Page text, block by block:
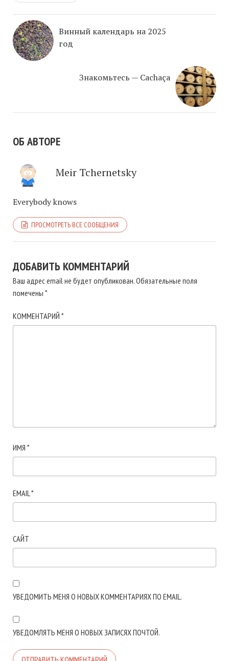
Винный календарь на 2025
год
Знакомьтесь — Cachaça
ОБ АВТОРЕ
Meir Tchernetsky
Everybody knows
ПРОСМОТРЕТЬ ВСЕ СООБЩЕНИЯ
ДОБАВИТЬ КОММЕНТАРИЙ
Ваш адрес email не будет опубликован.Обязательные поля
помечены *
КОММЕНТАРИЙ *
ИМЯ *
EMAIL *
САЙТ
УВЕДОМИТЬ МЕНЯ О НОВЫХ КОММЕНТАРИЯХ ПО EMAIL.
УВЕДОМЛЯТЬ МЕНЯ О НОВЫХ ЗАПИСЯХ ПОЧТОЙ.